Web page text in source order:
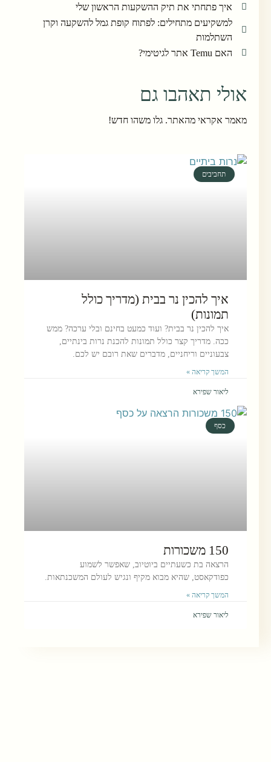
איך פתחתי את תיק ההשקעות הראשון שלי
למשקיעים מתחילים: לפתוח קופת גמל להשקעה וקרן
השתלמות
האם Temu אתר לגיטימי?
אולי תאהבו גם
מאמר אקראי מהאתר. גלו משהו חדש!
תחביבים
איך להכין נר בבית (מדריך כולל
תמונות)
איך להכין נר בבית? ועוד כמעט בחינם ובלי ערכה? ממש
ככה. מדריך קצר כולל תמונות להכנת נרות בינתיים,
צבעוניים וריחניים, מדברים שאת רובם יש לכם.
המשך קריאה »
ליאור שפירא
כסף
150 משכורות
הרצאה בת כשעתיים ביוטיוב, שאפשר לשמוע
כפודקאסט, שהיא מבוא מקיף ונגיש לעולם המשכנתאות.
המשך קריאה »
ליאור שפירא